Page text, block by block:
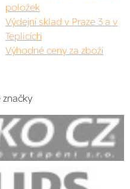
položek
Výdejní sklad v Praze 3 a v
Teplicích
Výhodné ceny za zboží